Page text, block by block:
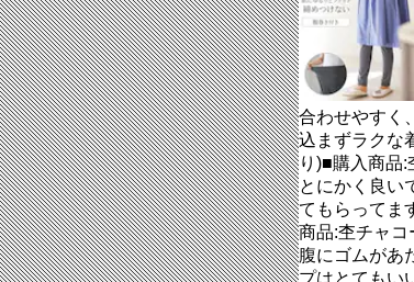
合わせやすく
込まずラクな
り)■購入商品
とにかく良い
てもらってま
商品:杢チャコ
腹にゴムがあ
プはとてもい